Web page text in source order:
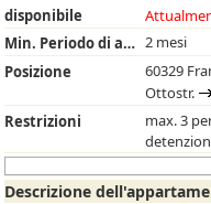
disponibile
Min. Periodo di affitto 2 mesi
Posizione
60329
Ottostr.
Restrizioni
max. 3
Descrizione